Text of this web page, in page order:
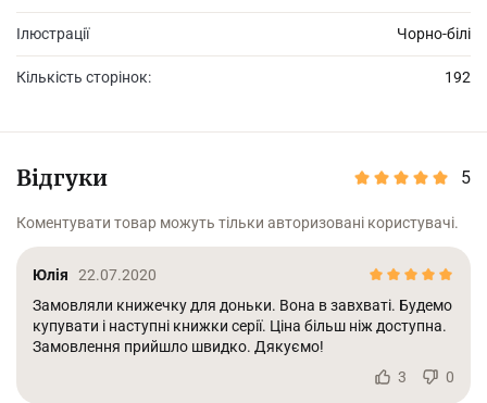
Ілюстрації Чорно-білі
Кількість сторінок: 192
Відгуки 5
Коментувати товар можуть тільки авторизовані користувачі.
Юлія
22.07.2020
Замовляли книжечку для доньки. Вона в завхваті. Будемо
купувати і наступні книжки серії. Ціна більш ніж доступна.
Замовлення прийшло швидко. Дякуємо!
3
0